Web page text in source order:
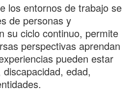
los entornos de trabajo se
de personas y
su ciclo continuo, permite
perspectivas aprendan
pueden estar
edad,